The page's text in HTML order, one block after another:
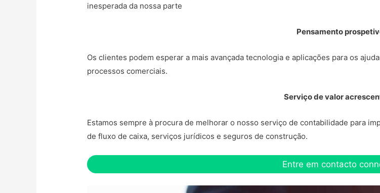
inesperada da nossa parte
Pensamento
Os clientes podem esperar a mais avançada tecnologia e aplicações para os
processos comerciais.
Serviço de valor
Estamos sempre à procura de melhorar o nosso serviço de contabilidade para
de fluxo de caixa, serviços jurídicos e seguros de construção.
Entre em contacto